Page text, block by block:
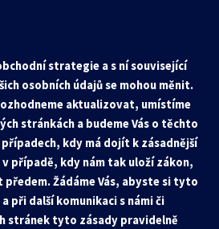
strategie a s ní související
osobních údajů se mohou měnit.
aktualizovat, umístíme
stránkách a budeme Vás o těchto
kdy má dojít k zásadnější
případě, kdy nám tak uloží zákon,
předem. Žádáme Vás, abyste si tyto
při další komunikaci s námi či
stránek tyto zásady pravidelně